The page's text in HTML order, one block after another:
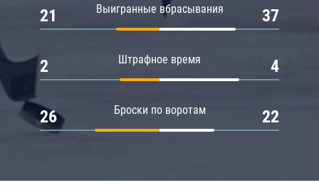
Выигранные вбрасывания
21 37
Штрафное время
2 4
Броски по воротам
26 22